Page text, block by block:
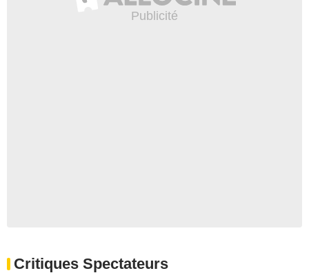
Critiques Spectateurs